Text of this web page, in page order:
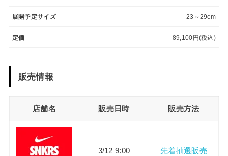
展開予定サイズ 23～29cm
定価 89,100円(税込)
販売情報
店舗名 販売日時 販売方法
3/12 9:00 先着抽選販売